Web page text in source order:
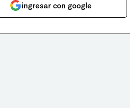
ingresar con google